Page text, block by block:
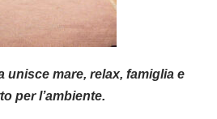
unisce mare, relax, famiglia e
per l’ambiente.